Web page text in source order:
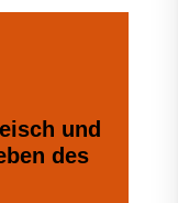
und
des